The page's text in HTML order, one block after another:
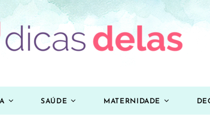
SAÚDE MATERNIDADE